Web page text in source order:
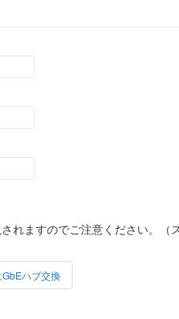
れますのでご注意ください。（
ハブ交換